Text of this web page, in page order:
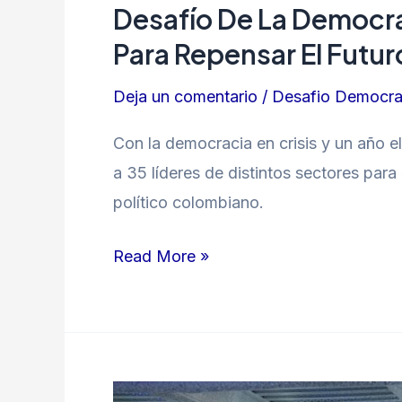
Desafío De La
Para Repensar El
Deja un comentario / Desafio
Con la democracia en crisis y un año
a 35 líderes de distintos sectores
político colombiano.
Read More »
Salud